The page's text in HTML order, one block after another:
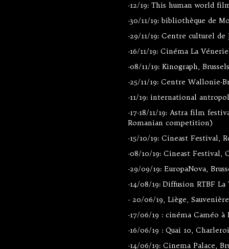
-12/19: This human world
-30/11/19: bibliothèque de
-29/11/19: Centre culturel
-16/11/19: Cinéma La
-08/11/19: Kinograph, Brussels
-25/11/19: Centre Wallonie-
-11/19: international
-17-18/11/19: Astra film
Romanian competition)
-15/10/19: Cineast Festival,
-08/10/19: Cineast Festival,
-29/09/19: EuropaNova,
-14/08/19: Diffusion RTBF La
- 20/06/19, Liège,
-17/06/19 : cinéma Caméo
-16/06/19 : Quai 10,
-14/06/19: Cinema Palace,